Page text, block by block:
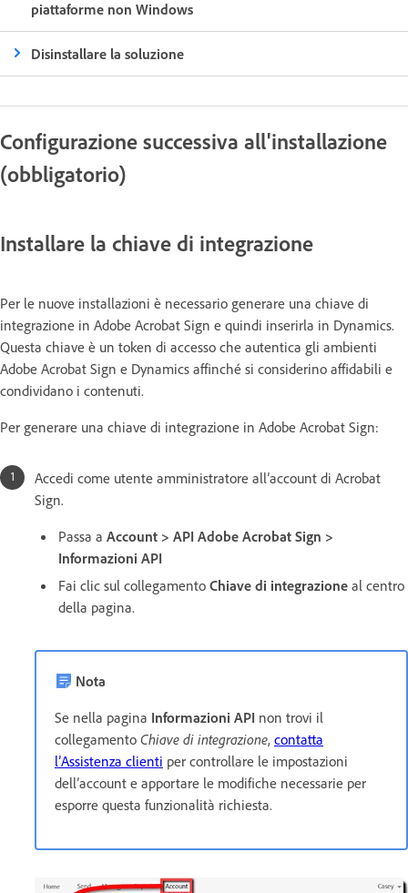
piattaforme non Windows
Disinstallare la soluzione
Configurazione successiva all'installazione
(obbligatorio)
Installare la chiave di integrazione
Per le nuove installazioni è necessario generare una chiave di
integrazione in Adobe Acrobat Sign e quindi inserirla in Dynamics.
Questa chiave è un token di accesso che autentica gli ambienti
Adobe Acrobat Sign e Dynamics affinché si considerino affidabili e
condividano i contenuti.
Per generare una chiave di integrazione in Adobe Acrobat Sign:
Accedi come utente amministratore all’account di Acrobat
Sign.
Passa a Account > API Adobe Acrobat Sign >
Informazioni API
Fai clic sul collegamento Chiave di integrazione al centro
della pagina.
Nota
Se nella pagina Informazioni API non trovi il
collegamento Chiave di integrazione, contatta
l’Assistenza clienti per controllare le impostazioni
dell’account e apportare le modifiche necessarie per
esporre questa funzionalità richiesta.